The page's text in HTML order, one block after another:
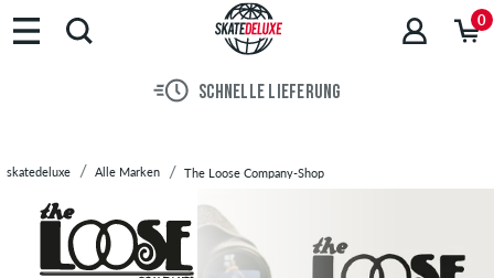
Marken
Skateboards
Sale
0
SCHNELLE LIEFERUNG
skatedeluxe Alle Marken The Loose Company-Shop